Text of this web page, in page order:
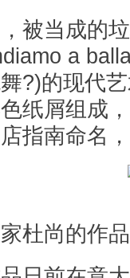
当成的垃
a
?)的现代
纸屑组成
指南命名
尚的作品